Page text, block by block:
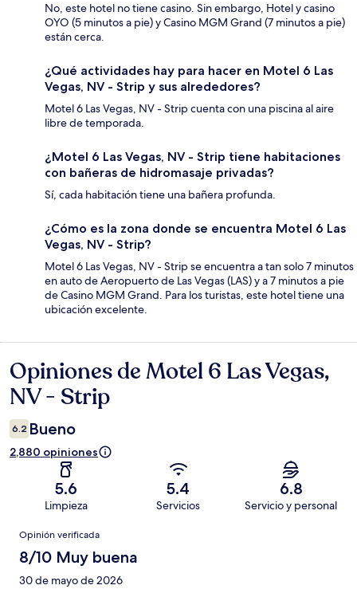
No, este hotel no tiene casino. Sin embargo, Hotel y casino
OYO (5 minutos a pie) y Casino MGM Grand (7 minutos a pie)
están cerca.
¿Qué actividades hay para hacer en Motel 6 Las
Vegas, NV - Strip y sus alrededores?
Motel 6 Las Vegas, NV - Strip cuenta con una piscina al aire
libre de temporada.
¿Motel 6 Las Vegas, NV - Strip tiene habitaciones
con bañeras de hidromasaje privadas?
Sí, cada habitación tiene una bañera profunda.
¿Cómo es la zona donde se encuentra Motel 6 Las
Vegas, NV - Strip?
Motel 6 Las Vegas, NV - Strip se encuentra a tan solo 7 minutos
en auto de Aeropuerto de Las Vegas (LAS) y a 7 minutos a pie
de Casino MGM Grand. Para los turistas, este hotel tiene una
ubicación excelente.
Opiniones
Opiniones de Motel 6 Las Vegas,
NV - Strip
6.2 Bueno
2,880 opiniones
5.6
Limpieza
5.4
Servicios
6.8
Servicio y personal
Opiniones
Opinión verificada
8/10 Muy buena
30 de mayo de 2026